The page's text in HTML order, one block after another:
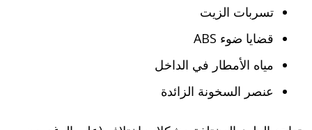
تسربات الزيت
قضايا ضوء ABS
مياه الأمطار في الداخل
عنصر السخونة الزائدة